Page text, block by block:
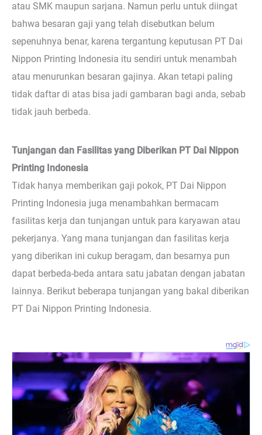
atau SMK maupun sarjana. Namun perlu untuk diingat
bahwa besaran gaji yang telah disebutkan belum
sepenuhnya benar, karena tergantung keputusan PT Dai
Nippon Printing Indonesia itu sendiri untuk menambah
atau menurunkan besaran gajinya. Akan tetapi paling
tidak daftar di atas bisa jadi gambaran bagi anda, sebab
tidak jauh berbeda.
Tunjangan dan Fasilitas yang Diberikan PT Dai Nippon
Printing Indonesia
Tidak hanya memberikan gaji pokok, PT Dai Nippon
Printing Indonesia juga menambahkan bermacam
fasilitas kerja dan tunjangan untuk para karyawan atau
pekerjanya. Yang mana tunjangan dan fasilitas kerja
yang diberikan ini cukup beragam, dan besarnya pun
dapat berbeda-beda antara satu jabatan dengan jabatan
lainnya. Berikut beberapa tunjangan yang bakal diberikan
PT Dai Nippon Printing Indonesia.